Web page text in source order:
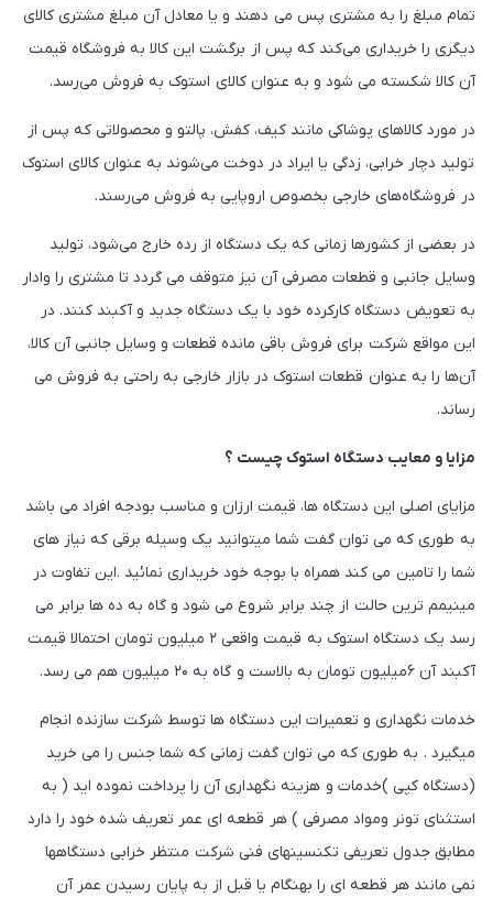
تمام مبلغ را به مشتری پس می دهند و یا معادل آن مبلغ مشتری کالای
دیگری را خریداری می‌کند که پس از برگشت این کالا به فروشگاه قیمت
آن کالا شکسته می شود و به عنوان کالای استوک به فروش می‌رسد.
در مورد کالاهای پوشاکی مانند کیف، کفش، پالتو و محصولاتی که پس از
تولید دچار خرابی، زدگی یا ایراد در دوخت می‌شوند به عنوان کالای استوک
در فروشگاه‌های خارجی بخصوص اروپایی به فروش می‌رسند.
در بعضی از کشورها زمانی که یک دستگاه از رده خارج می‌شود، تولید
وسایل جانبی و قطعات مصرفی آن نیز متوقف می گردد تا مشتری را وادار
به تعویض دستگاه کارکرده خود با یک دستگاه جدید و آکبند کنند. در
این مواقع شرکت برای فروش باقی مانده قطعات و وسایل جانبی آن کالا،
آن‌ها را به عنوان قطعات استوک در بازار خارجی به راحتی به فروش می
رساند.
مزایا و معایب دستگاه استوک چیست ؟
مزایای اصلی این دستگاه ها، قیمت ارزان و مناسب بودجه افراد می باشد
به طوری که می توان گفت شما میتوانید یک وسیله برقی که نیاز های
شما را تامین می کند همراه با بوجه خود خریداری نمائید .این تفاوت در
مینیمم ترین حالت از چند برابر شروع می شود و گاه به ده ها برابر می
رسد یک دستگاه استوک به قیمت واقعی ۲ میلیون تومان احتمالا قیمت
آکبند آن ۶میلیون تومان به بالاست و گاه به ۲۰ میلیون هم می رسد.
خدمات نگهداری و تعمیرات این دستگاه ها توسط شرکت سازنده انجام
میگیرد . به طوری که می توان گفت زمانی که شما جنس را می خرید
(دستگاه کپی )خدمات و هزینه نگهداری آن را پرداخت نموده اید ( به
استثنای تونر ومواد مصرفی ) هر قطعه ای عمر تعریف شده خود را دارد
مطابق جدول تعریفی تکنسینهای فنی شرکت منتظر خرابی دستگاهها
نمی مانند هر قطعه ای را بهنگام یا قبل از به پایان رسیدن عمر آن